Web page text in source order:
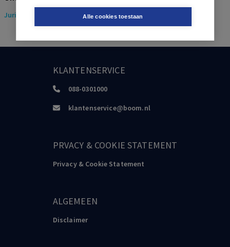
Alle cookies toestaan
Juridisch > Gezondheidsrecht
KLANTENSERVICE
088-0301000
klantenservice@boom.nl
PRVACY & COOKIE STATEMENT
Privacy & Cookie Statement
ALGEMEEN
Disclaimer